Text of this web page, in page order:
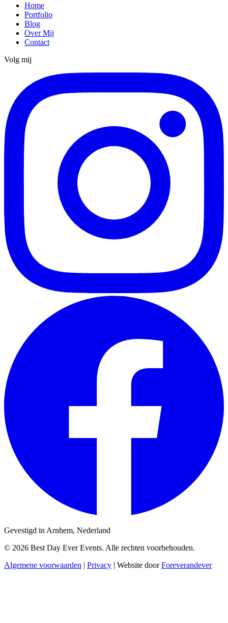
Home
Portfolio
Blog
Over Mij
Contact
Volg mij
Gevestigd in Arnhem, Nederland
© 2026 Best Day Ever Events. Alle rechten voorbehouden.
Algemene voorwaarden | Privacy | Website doorForeverandever